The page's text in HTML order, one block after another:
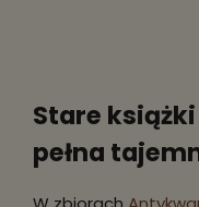
Stare
pełna